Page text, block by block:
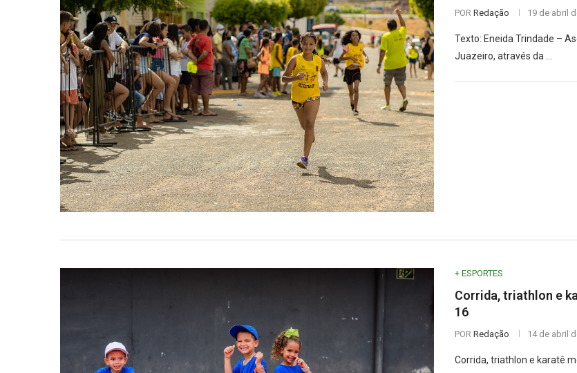
PORRedação 19 de abril
Texto: Eneida Trindade –
Juazeiro, através da …
+ ESPORTES
Corrida, triathlon e
16
PORRedação 14 de abril
Corrida, triathlon e karatê